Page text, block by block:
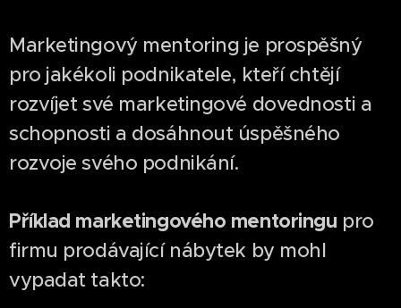
Marketingový mentoring je prospěšný
pro jakékoli podnikatele, kteří chtějí
rozvíjet své marketingové dovednosti a
schopnosti a dosáhnout úspěšného
rozvoje svého podnikání.
Příklad marketingového mentoringu pro
firmu prodávající nábytek by mohl
vypadat takto: